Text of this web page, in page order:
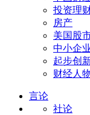
投资理
房产
美国股
中小企
起步创
财经人
言论
社论